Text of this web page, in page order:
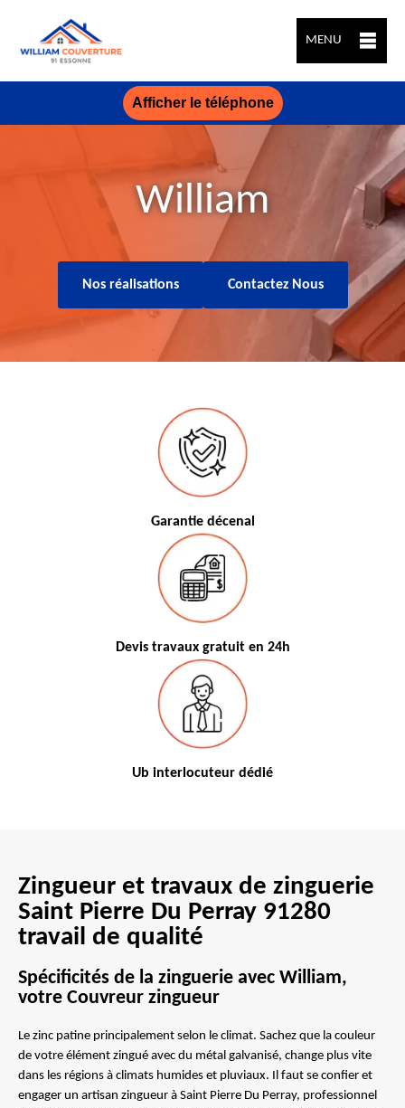
MENU
Afficher le téléphone
William
Nos réalisations Contactez Nous
Garantie décenal
Devis travaux gratuit en 24h
Ub interlocuteur dédié
Zingueur et travaux de zinguerie
Saint Pierre Du Perray 91280
travail de qualité
Spécificités de la zinguerie avec William,
votre Couvreur zingueur
Le zinc patine principalement selon le climat. Sachez que la couleur
de votre élément zingué avec du métal galvanisé, change plus vite
dans les régions à climats humides et pluviaux. Il faut se confier et
engager un artisan zingueur à Saint Pierre Du Perray, professionnel